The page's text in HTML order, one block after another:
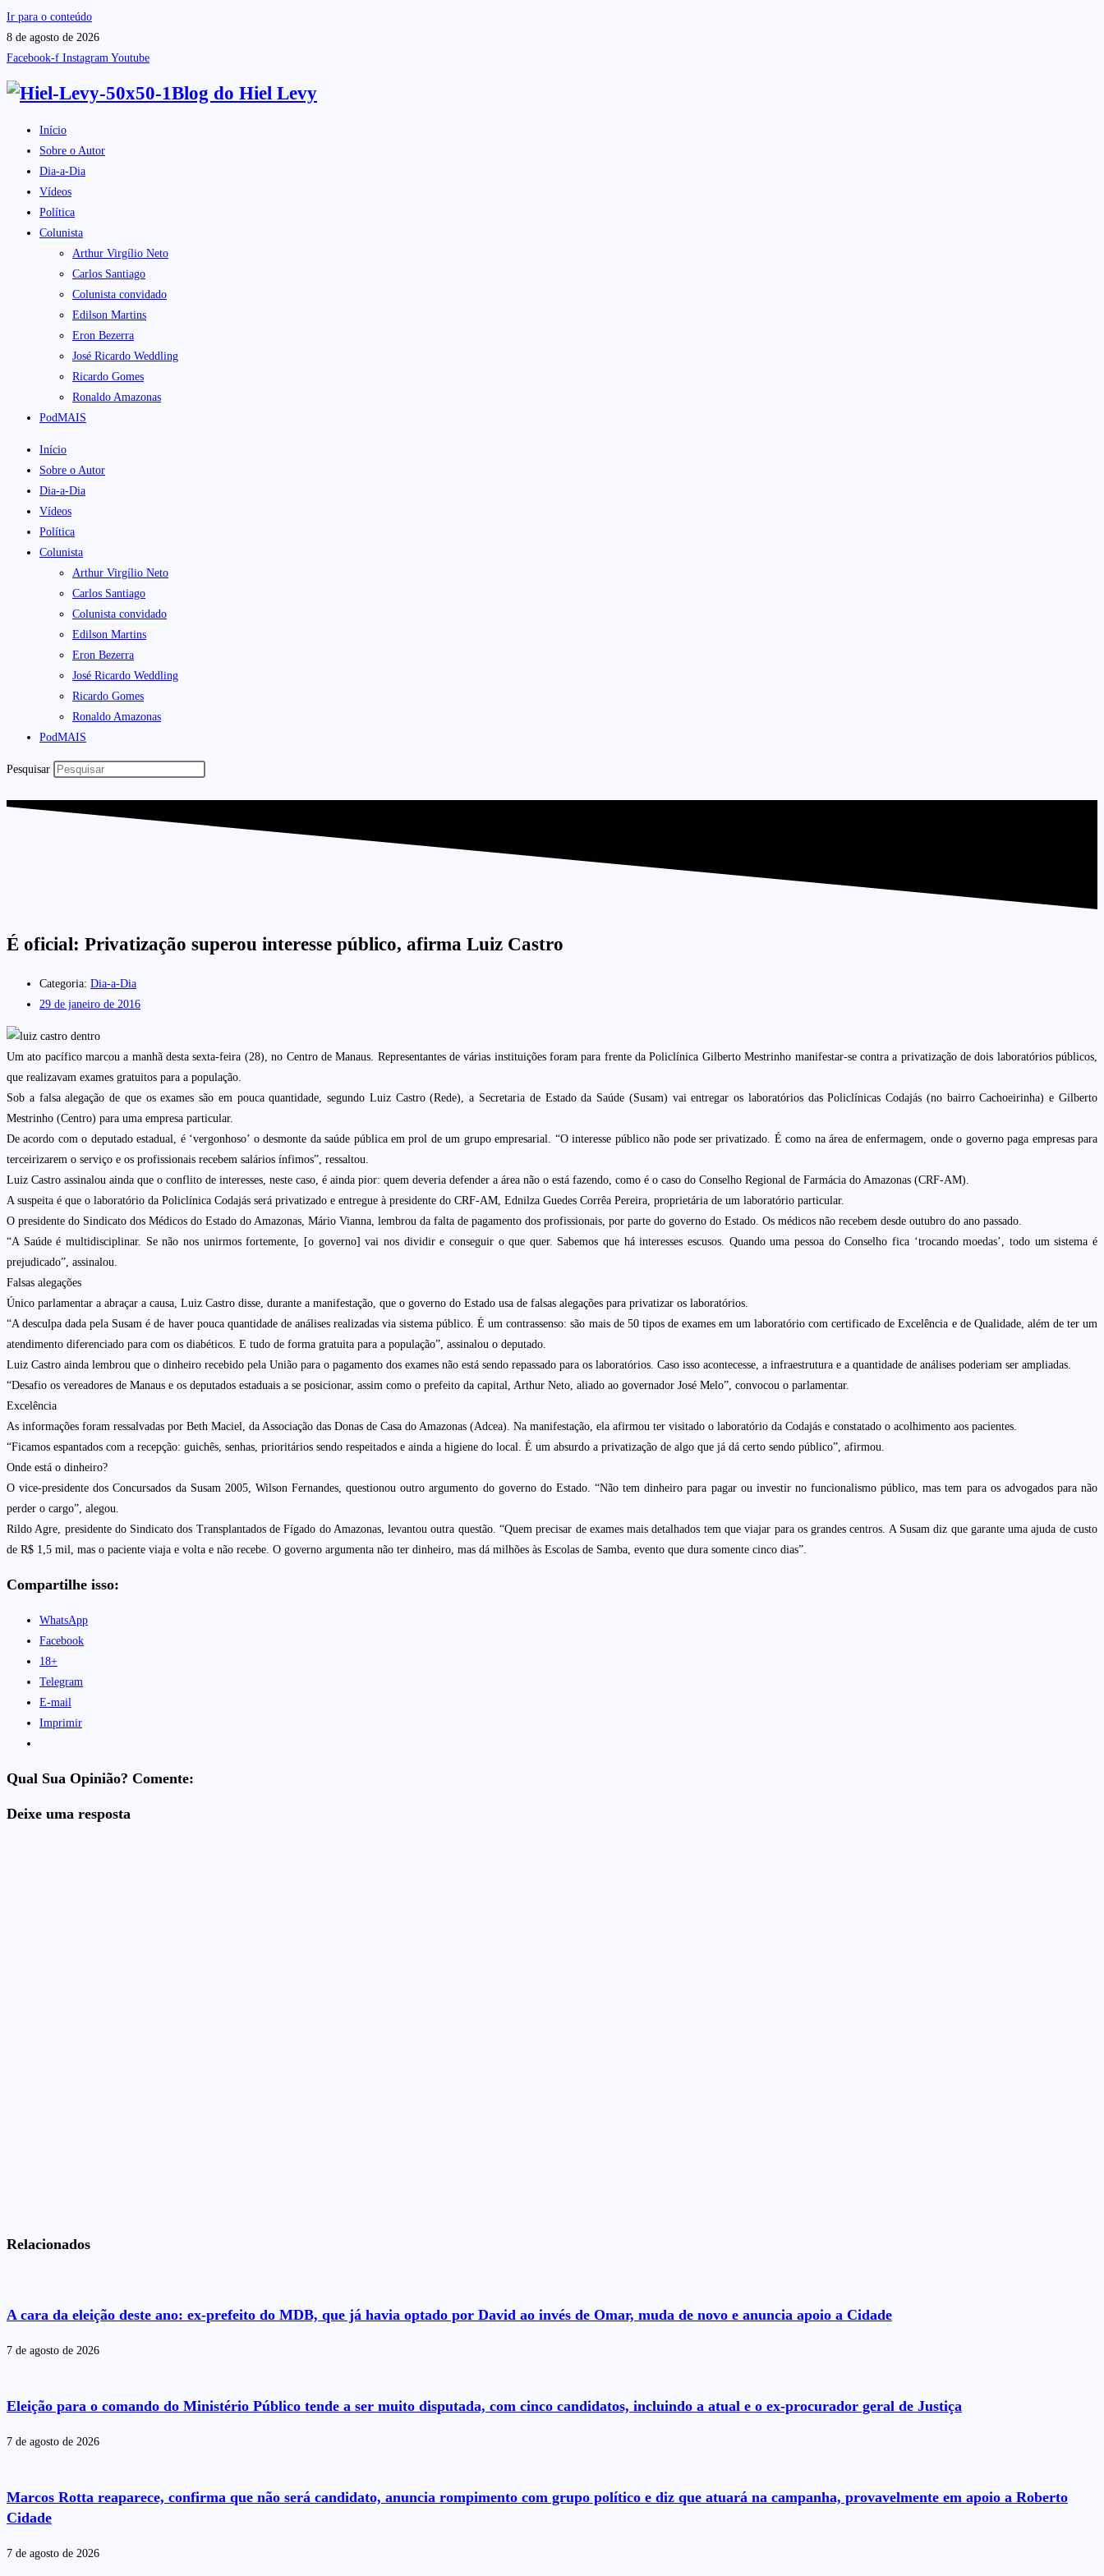
Ir para o conteúdo
8 de agosto de 2026
Facebook-f Instagram Youtube
Blog do Hiel Levy
Início
Sobre o Autor
Dia-a-Dia
Vídeos
Política
Colunista
Arthur Virgílio Neto
Carlos Santiago
Colunista convidado
Edilson Martins
Eron Bezerra
José Ricardo Weddling
Ricardo Gomes
Ronaldo Amazonas
PodMAIS
Início
Sobre o Autor
Dia-a-Dia
Vídeos
Política
Colunista
Arthur Virgílio Neto
Carlos Santiago
Colunista convidado
Edilson Martins
Eron Bezerra
José Ricardo Weddling
Ricardo Gomes
Ronaldo Amazonas
PodMAIS
Pesquisar
É oficial: Privatização superou interesse público, afirma Luiz Castro
Categoria: Dia-a-Dia
29 de janeiro de 2016
Um ato pacífico marcou a manhã desta sexta-feira (28), no Centro de Manaus. Representantes de várias instituições foram para frente da Policlínica Gilberto Mestrinho manifestar-se contra a privatização de dois laboratórios públicos,
que realizavam exames gratuitos para a população.
Sob a falsa alegação de que os exames são em pouca quantidade, segundo Luiz Castro (Rede), a Secretaria de Estado da Saúde (Susam) vai entregar os laboratórios das Policlínicas Codajás (no bairro Cachoeirinha) e Gilberto
Mestrinho (Centro) para uma empresa particular.
De acordo com o deputado estadual, é ‘vergonhoso’ o desmonte da saúde pública em prol de um grupo empresarial. “O interesse público não pode ser privatizado. É como na área de enfermagem, onde o governo paga empresas para
terceirizarem o serviço e os profissionais recebem salários ínfimos”, ressaltou.
Luiz Castro assinalou ainda que o conflito de interesses, neste caso, é ainda pior: quem deveria defender a área não o está fazendo, como é o caso do Conselho Regional de Farmácia do Amazonas (CRF-AM).
A suspeita é que o laboratório da Policlínica Codajás será privatizado e entregue à presidente do CRF-AM, Ednilza Guedes Corrêa Pereira, proprietária de um laboratório particular.
O presidente do Sindicato dos Médicos do Estado do Amazonas, Mário Vianna, lembrou da falta de pagamento dos profissionais, por parte do governo do Estado. Os médicos não recebem desde outubro do ano passado.
“A Saúde é multidisciplinar. Se não nos unirmos fortemente, [o governo] vai nos dividir e conseguir o que quer. Sabemos que há interesses escusos. Quando uma pessoa do Conselho fica ‘trocando moedas’, todo um sistema é
prejudicado”, assinalou.
Falsas alegações
Único parlamentar a abraçar a causa, Luiz Castro disse, durante a manifestação, que o governo do Estado usa de falsas alegações para privatizar os laboratórios.
“A desculpa dada pela Susam é de haver pouca quantidade de análises realizadas via sistema público. É um contrassenso: são mais de 50 tipos de exames em um laboratório com certificado de Excelência e de Qualidade, além de ter um
atendimento diferenciado para com os diabéticos. E tudo de forma gratuita para a população”, assinalou o deputado.
Luiz Castro ainda lembrou que o dinheiro recebido pela União para o pagamento dos exames não está sendo repassado para os laboratórios. Caso isso acontecesse, a infraestrutura e a quantidade de análises poderiam ser ampliadas.
“Desafio os vereadores de Manaus e os deputados estaduais a se posicionar, assim como o prefeito da capital, Arthur Neto, aliado ao governador José Melo”, convocou o parlamentar.
Excelência
As informações foram ressalvadas por Beth Maciel, da Associação das Donas de Casa do Amazonas (Adcea). Na manifestação, ela afirmou ter visitado o laboratório da Codajás e constatado o acolhimento aos pacientes.
“Ficamos espantados com a recepção: guichês, senhas, prioritários sendo respeitados e ainda a higiene do local. É um absurdo a privatização de algo que já dá certo sendo público”, afirmou.
Onde está o dinheiro?
O vice-presidente dos Concursados da Susam 2005, Wilson Fernandes, questionou outro argumento do governo do Estado. “Não tem dinheiro para pagar ou investir no funcionalismo público, mas tem para os advogados para não
perder o cargo”, alegou.
Rildo Agre, presidente do Sindicato dos Transplantados de Fígado do Amazonas, levantou outra questão. “Quem precisar de exames mais detalhados tem que viajar para os grandes centros. A Susam diz que garante uma ajuda de custo
de R$ 1,5 mil, mas o paciente viaja e volta e não recebe. O governo argumenta não ter dinheiro, mas dá milhões às Escolas de Samba, evento que dura somente cinco dias”.
Compartilhe isso:
WhatsApp
Facebook
18+
Telegram
E-mail
Imprimir
Qual Sua Opinião? Comente:
Deixe uma resposta
Relacionados
A cara da eleição deste ano: ex-prefeito do MDB, que já havia optado por David ao invés de Omar, muda de novo e anuncia apoio a Cidade
7 de agosto de 2026
Eleição para o comando do Ministério Público tende a ser muito disputada, com cinco candidatos, incluindo a atual e o ex-procurador geral de Justiça
7 de agosto de 2026
Marcos Rotta reaparece, confirma que não será candidato, anuncia rompimento com grupo político e diz que atuará na campanha, provavelmente em apoio a Roberto
Cidade
7 de agosto de 2026